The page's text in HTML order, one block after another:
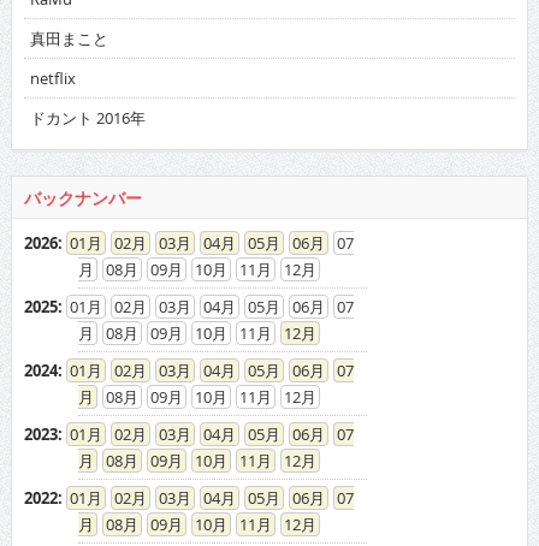
真田まこと
netflix
ドカント 2016年
バックナンバー
2026: 01 02 03 04 05 06
07
08
09 10 11
12
2025: 01 02 03 04 05 06
07
08
09 10 11
12
2024: 01 02 03 04 05 06
07
08
09 10 11
12
2023: 01 02 03 04 05 06
07
08
09 10 11
12
2022: 01 02 03 04 05 06
07
08
09 10 11
12